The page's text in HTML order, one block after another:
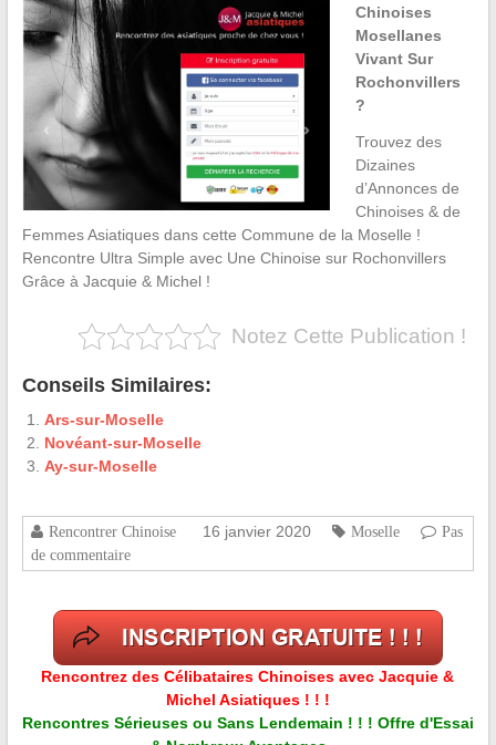
Chinoises
Mosellanes
Vivant Sur
Rochonvillers
?
Trouvez des
Dizaines
d’Annonces de
Chinoises & de
Femmes Asiatiques dans cette Commune de la Moselle !
Rencontre Ultra Simple avec Une Chinoise sur Rochonvillers
Grâce à Jacquie & Michel !
Notez Cette Publication !
Conseils Similaires:
Ars-sur-Moselle
Novéant-sur-Moselle
Ay-sur-Moselle
Rencontrer Chinoise 16 janvier 2020 Moselle
Pas
de commentaire
Rencontrez des Célibataires Chinoises avec Jacquie &
Michel Asiatiques ! ! !
Rencontres Sérieuses ou Sans Lendemain ! ! ! Offre d'Essai